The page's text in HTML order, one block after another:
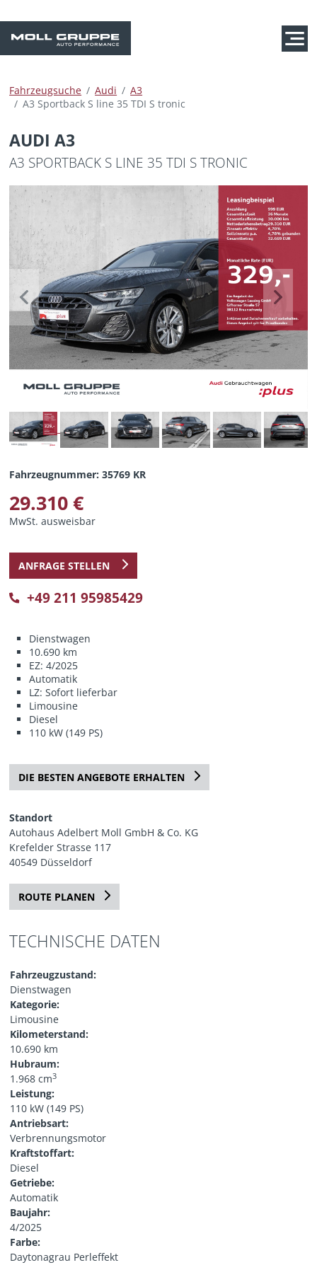
Fahrzeugsuche Audi
A3
A3 Sportback S line 35 TDI S tronic
AUDI A3
A3 SPORTBACK S LINE 35 TDI S TRONIC
Previous Next
Fahrzeugnummer: 35769 KR
29.310 €
MwSt. ausweisbar
ANFRAGE STELLEN
+49 211 95985429
Dienstwagen
10.690 km
EZ: 4/2025
Automatik
LZ: Sofort lieferbar
Limousine
Diesel
110 kW (149 PS)
DIE BESTEN ANGEBOTE ERHALTEN
Standort
Autohaus Adelbert Moll GmbH & Co. KG
Krefelder Strasse 117
40549 Düsseldorf
ROUTE PLANEN
TECHNISCHE DATEN
Fahrzeugzustand:
Dienstwagen
Kategorie:
Limousine
Kilometerstand:
10.690 km
Hubraum:
1.968 cm3
Leistung:
110 kW (149 PS)
Antriebsart:
Verbrennungsmotor
Kraftstoffart:
Diesel
Getriebe:
Automatik
Baujahr:
4/2025
Farbe:
Daytonagrau Perleffekt